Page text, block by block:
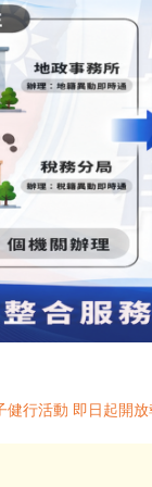
健行活動 即日起開放